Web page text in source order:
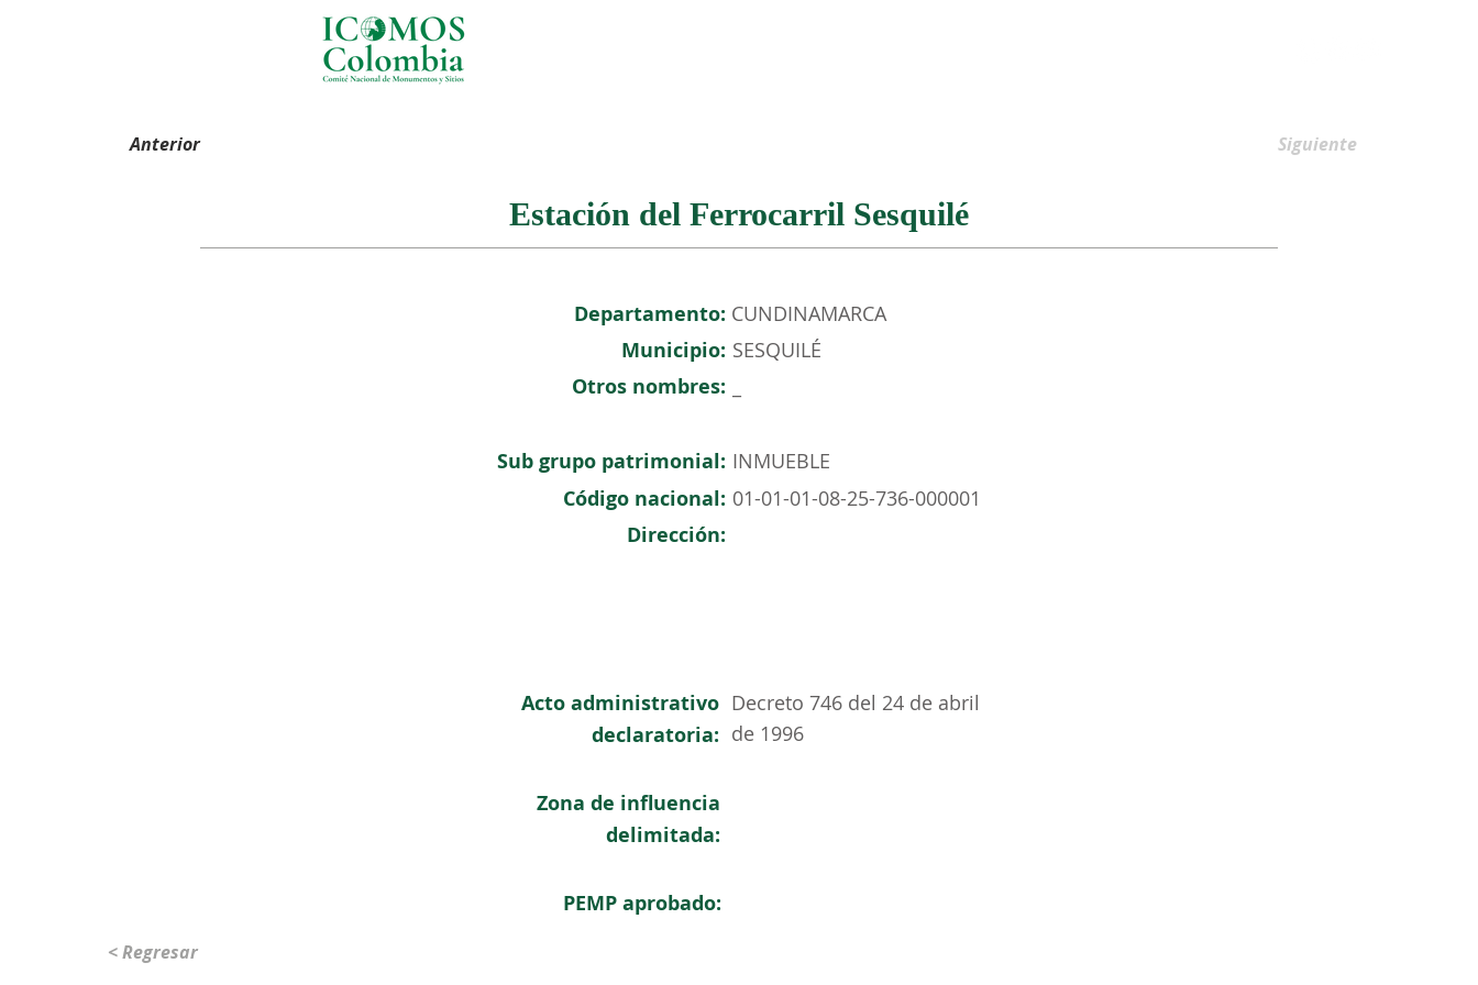
Anterior Siguiente
Estación del Ferrocarril Sesquilé
Departamento: CUNDINAMARCA
Municipio: SESQUILÉ
Otros nombres:
Sub grupo patrimonial: INMUEBLE
Código nacional: 01-01-01-08-25-736-000001
Dirección:
Acto administrativo
declaratoria:
Decreto 746 del 24 de abril
de 1996
Zona de influencia
delimitada:
< Regresar
PEMP aprobado: